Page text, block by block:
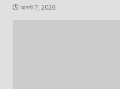
আগস্ট 7, 2026